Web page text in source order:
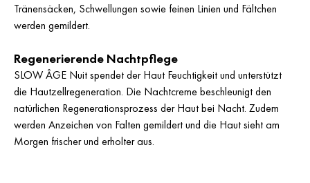
Tränensäcken, Schwellungen sowie feinen Linien und Fältchen
werden gemildert.
Regenerierende Nachtpflege
SLOW ÂGE Nuit spendet der Haut Feuchtigkeit und unterstützt
die Hautzellregeneration. Die Nachtcreme beschleunigt den
natürlichen Regenerationsprozess der Haut bei Nacht. Zudem
werden Anzeichen von Falten gemildert und die Haut sieht am
Morgen frischer und erholter aus.